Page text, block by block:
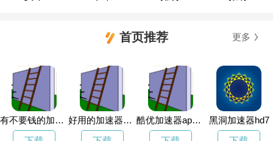
首页推荐 更多
有不要钱的加速器吗 好用的加速器免费手游 酷优加速器app官网 黑洞加速器hd7